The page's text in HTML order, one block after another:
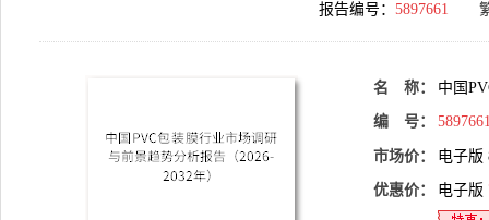
报告编号： 5897661
名 称： 中国
编 号：
市场价： 电子版
优惠价： 电子版